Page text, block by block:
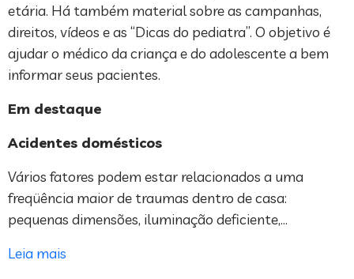
etária. Há também material sobre as campanhas,
direitos, vídeos e as “Dicas do pediatra”. O objetivo é
ajudar o médico da criança e do adolescente a bem
informar seus pacientes.
Em destaque
Acidentes domésticos
Vários fatores podem estar relacionados a uma
freqüência maior de traumas dentro de casa:
pequenas dimensões, iluminação deficiente,…
Leia mais